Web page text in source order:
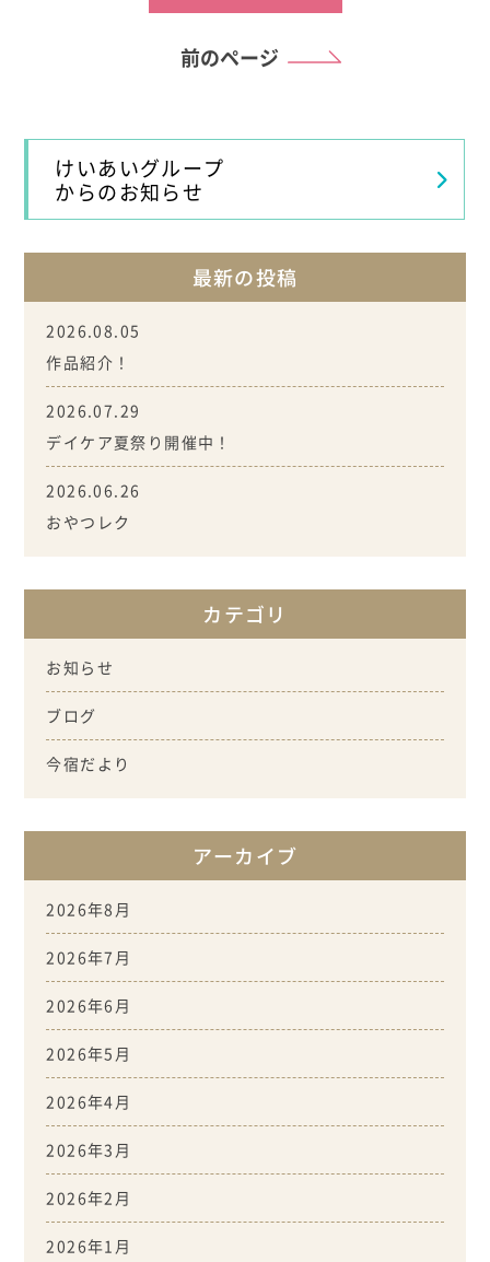
前のページ
けいあいグループ
からのお知らせ
最新の投稿
2026.08.05
作品紹介！
2026.07.29
デイケア夏祭り開催中！
2026.06.26
おやつレク
カテゴリ
お知らせ
ブログ
今宿だより
アーカイブ
2026年8月
2026年7月
2026年6月
2026年5月
2026年4月
2026年3月
2026年2月
2026年1月